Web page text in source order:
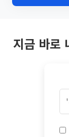
지금 바로